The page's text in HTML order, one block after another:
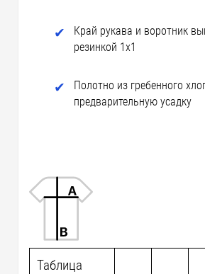
Край рукава и воротник
резинкой 1х1
Полотно из гребенного
предварительную усадку
Таблица